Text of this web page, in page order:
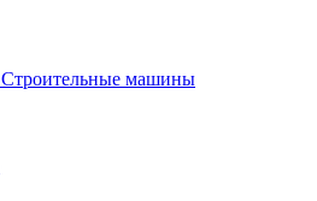
Строительные машины